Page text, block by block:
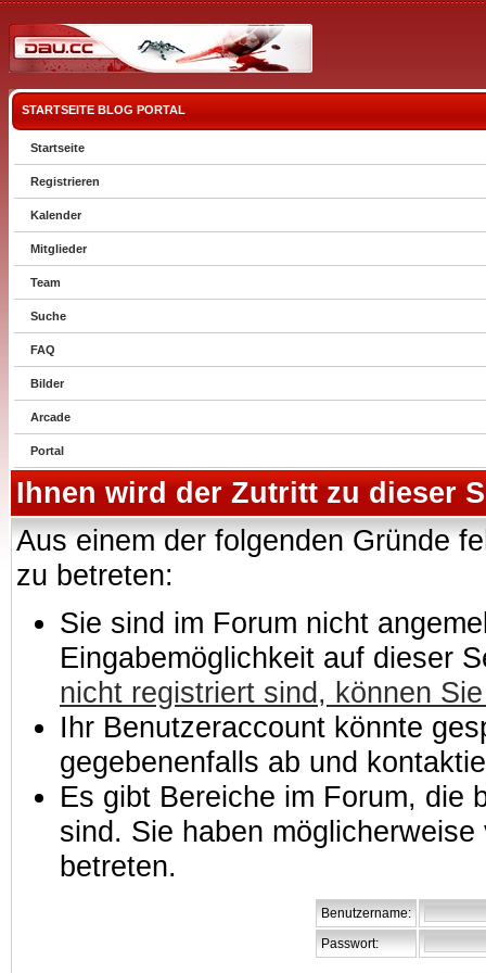
STARTSEITE BLOG PORTAL
Startseite
Registrieren
Kalender
Mitglieder
Team
Suche
FAQ
Bilder
Arcade
Portal
Ihnen wird der Zutritt zu dieser
Aus einem der folgenden Gründe
zu betreten:
Sie sind im Forum nicht
Eingabemöglichkeit auf dieser
nicht registriert sind, können
Ihr Benutzeraccount könnte
gegebenenfalls ab und
Es gibt Bereiche im Forum, die
sind. Sie haben
betreten.
Benutzername:
Passwort: